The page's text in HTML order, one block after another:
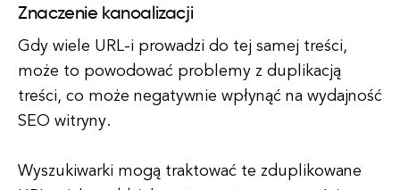
Znaczenie kanoalizacji
Gdy wiele URL-i prowadzi do tej samej treści,
może to powodować problemy z duplikacją
treści, co może negatywnie wpłynąć na wydajność
SEO witryny.
Wyszukiwarki mogą traktować te zduplikowane